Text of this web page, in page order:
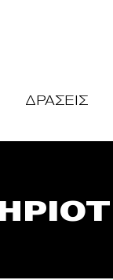
ΔΡΑΣΕΙΣ